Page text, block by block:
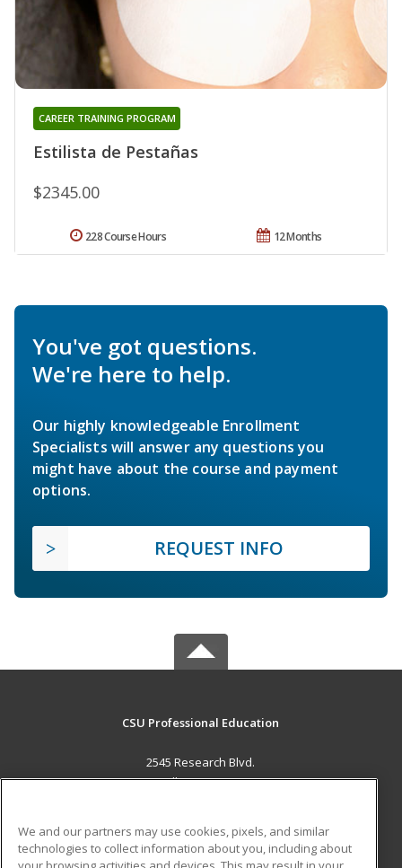
Estilista de Pestañas
CAREER TRAINING PROGRAM
$2345.00
12 Months
228 Course Hours
You've got questions.
We're here to help.
Our highly knowledgeable Enrollment
Specialists will answer any questions you
might have about the course and payment
options.
REQUEST INFO
CSU Professional Education
2545 Research Blvd.
Fort Collins, CO 80526 US
Career Training
We and our partners may use cookies, pixels, and similar
technologies to collect information about you, including about